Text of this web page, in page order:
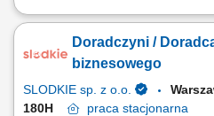
Zakres obowiązków: Profesjonalna
podczas zakupów. Obsługa kasy
o właściwą ekspozycję produktów i
towaru oraz utrzymywanie porządku w
Doradczyni /
biznesowego
SLODKIE sp. z o.o.
180H
praca stacjonarna